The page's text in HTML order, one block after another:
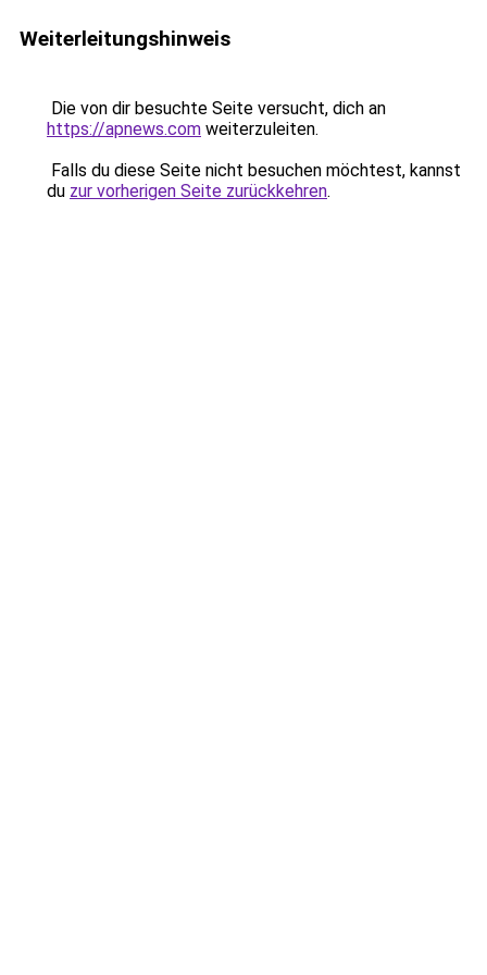
Weiterleitungshinweis
Die von dir besuchte Seite versucht, dich an
https://apnews.com weiterzuleiten.
Falls du diese Seite nicht besuchen möchtest, kannst
du zur vorherigen Seite zurückkehren.